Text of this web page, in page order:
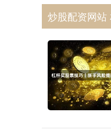
炒股配资网站